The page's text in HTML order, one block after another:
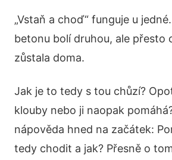
„Vstaň a choď“ funguje u
betonu bolí druhou, ale přesto
zůstala doma.
Jak je to tedy s tou chůzí?
klouby nebo ji naopak
nápověda hned na začátek:
tedy chodit a jak? Přesně o